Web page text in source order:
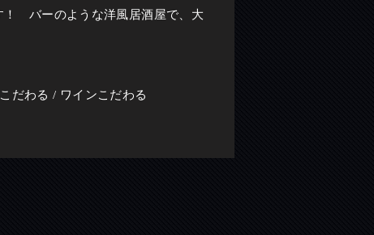
バーのような洋風居酒屋で、大
だわる / ワインこだわる